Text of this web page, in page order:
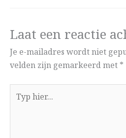
Laat een reactie
Je e-mailadres wordt niet
velden zijn gemarkeerd met *
Typ
hier...